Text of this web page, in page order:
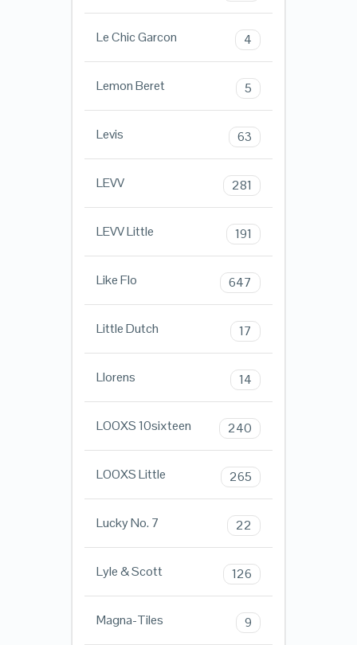
Le Chic Garcon 4
Lemon Beret 5
Levis 63
LEVV 281
LEVV Little 191
Like Flo 647
Little Dutch 17
Llorens 14
LOOXS 10sixteen 240
LOOXS Little 265
Lucky No. 7 22
Lyle & Scott 126
Magna-Tiles 9